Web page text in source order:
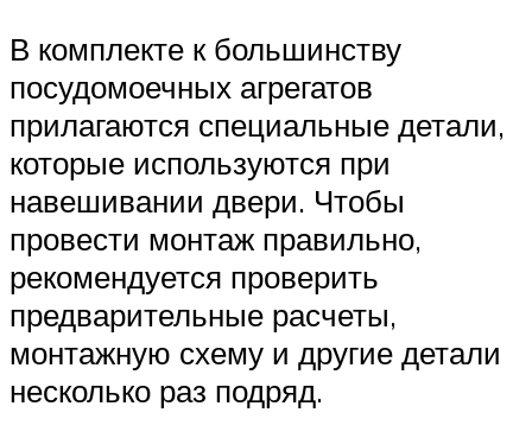
В комплекте к большинству
посудомоечных агрегатов
прилагаются специальные детали,
которые используются при
навешивании двери. Чтобы
провести монтаж правильно,
рекомендуется проверить
предварительные расчеты,
монтажную схему и другие детали
несколько раз подряд.